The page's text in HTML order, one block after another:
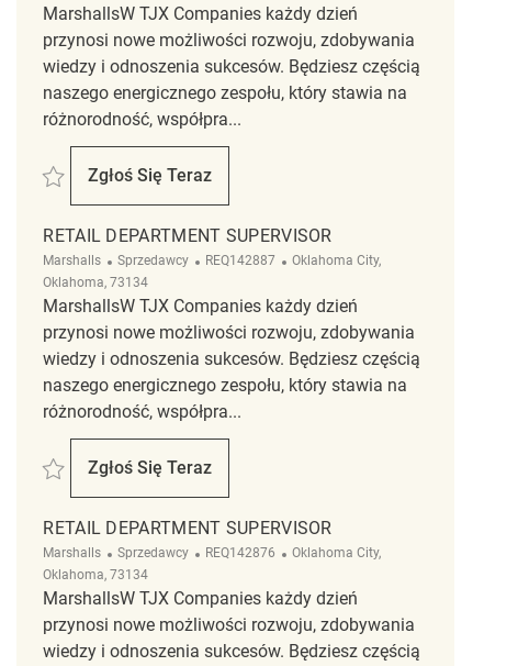
MarshallsW TJX Companies każdy dzień
przynosi nowe możliwości rozwoju, zdobywania
wiedzy i odnoszenia sukcesów. Będziesz częścią
naszego energicznego zespołu, który stawia na
różnorodność, współpra...
Zapisać merchandising sales associate REQ118789
Zgłoś Się Teraz
Merchandising Sales Associate
RETAIL DEPARTMENT SUPERVISOR
Marshalls Kategoria
Sprzedawcy ReqId
REQ142887 Lokalizacja
Oklahoma City,
Oklahoma, 73134
MarshallsW TJX Companies każdy dzień
przynosi nowe możliwości rozwoju, zdobywania
wiedzy i odnoszenia sukcesów. Będziesz częścią
naszego energicznego zespołu, który stawia na
różnorodność, współpra...
Zapisać Retail Department Supervisor REQ142887
Zgłoś Się Teraz
Retail Department Supervisor
RETAIL DEPARTMENT SUPERVISOR
Marshalls Kategoria
Sprzedawcy ReqId
REQ142876 Lokalizacja
Oklahoma City,
Oklahoma, 73134
MarshallsW TJX Companies każdy dzień
przynosi nowe możliwości rozwoju, zdobywania
wiedzy i odnoszenia sukcesów. Będziesz częścią